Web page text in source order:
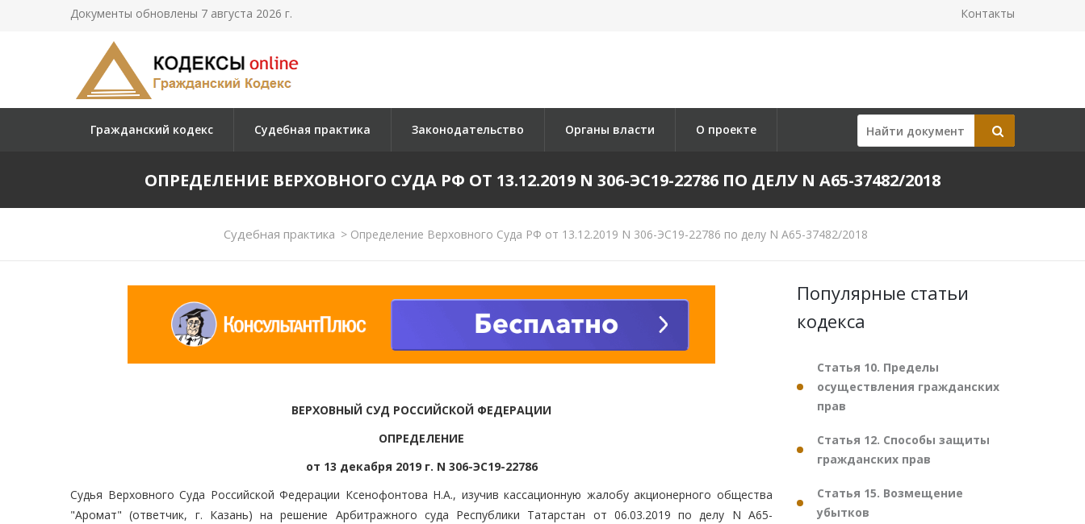
Документы обновлены 7 августа 2026 г. Контакты
Гражданский кодекс Судебная практика Законодательство Органы власти О проекте
ОПРЕДЕЛЕНИЕ ВЕРХОВНОГО СУДА РФ ОТ 13.12.2019 N 306-ЭС19-22786 ПО ДЕЛУ N А65-37482/2018
Судебная практика >Определение Верховного Суда РФ от 13.12.2019 N 306-ЭС19-22786 по делу N А65-37482/2018
ВЕРХОВНЫЙ СУД РОССИЙСКОЙ ФЕДЕРАЦИИ
ОПРЕДЕЛЕНИЕ
от 13 декабря 2019 г. N 306-ЭС19-22786
Судья Верховного Суда Российской Федерации Ксенофонтова Н.А., изучив кассационную жалобу акционерного общества
"Аромат" (ответчик, г. Казань) на решение Арбитражного суда Республики Татарстан от 06.03.2019 по делу N А65-
Популярные статьи
кодекса
Статья 10. Пределы
осуществления гражданских
прав
Статья 12. Способы защиты
гражданских прав
Статья 15. Возмещение
убытков